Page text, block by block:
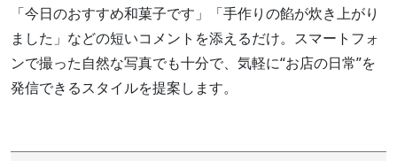
「今日のおすすめ和菓子です」「手作りの餡が炊き上がり
ました」などの短いコメントを添えるだけ。スマートフォ
ンで撮った自然な写真でも十分で、気軽に“お店の日常”を
発信できるスタイルを提案します。